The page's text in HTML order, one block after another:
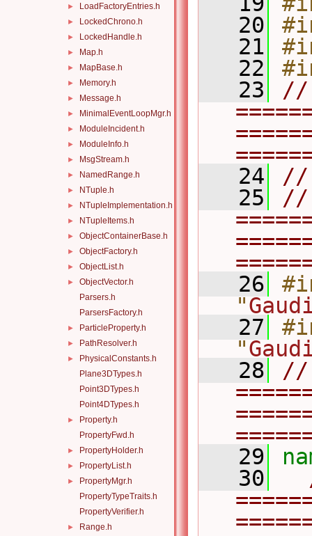
► LoadFactoryEntries.h
► LockedChrono.h
► LockedHandle.h
► Map.h
► MapBase.h
► Memory.h
► Message.h
► MinimalEventLoopMgr.h
► ModuleIncident.h
► ModuleInfo.h
► MsgStream.h
► NamedRange.h
► NTuple.h
► NTupleImplementation.h
► NTupleItems.h
► ObjectContainerBase.h
► ObjectFactory.h
► ObjectList.h
►
ObjectVector.h
Parsers.h
ParsersFactory.h
► ParticleProperty.h
► PathResolver.h
►
PhysicalConstants.h
Plane3DTypes.h
Point3DTypes.h
Point4DTypes.h
►
Property.h
PropertyFwd.h
► PropertyHolder.h
► PropertyList.h
►
PropertyMgr.h
PropertyTypeTraits.h
PropertyVerifier.h
►
Range.h
   20
   21
   22
   23
//
   24
//
   25
//
   26
"
   27
"
   28
//
   29
   30